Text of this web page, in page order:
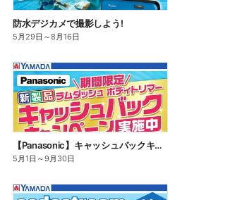
防水デジカメで撮影しよう!
5月29日 ～8月16日
【Panasonic】キャッシュバックキャンペーン
5月1日 ～9月30日